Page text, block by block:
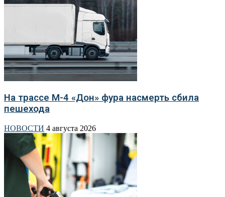
На трассе М-4 «Дон» фура насмерть сбила
пешехода
НОВОСТИ 4 августа 2026